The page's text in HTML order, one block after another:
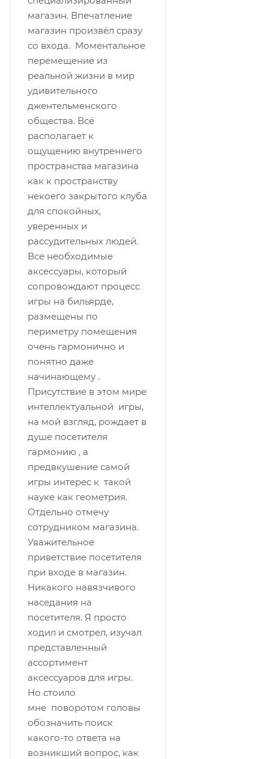
магазин. Впечатление
магазин произвёл сразу
со входа. Моментальное
перемещение из
реальной жизни в мир
удивительного
джентельменского
общества. Всё
располагает к
ощущению внутреннего
пространства магазина
как к пространству
некоего закрытого клуба
для спокойных,
уверенных и
рассудительных людей.
Все необходимые
аксессуары, который
сопровождают процесс
игры на бильярде,
размещены по
периметру помещения
очень гармонично и
понятно даже
начинающему .
Присутствие в этом мире
интеллектуальной игры,
на мой взгляд, рождает в
душе посетителя
гармонию , а
предвкушение самой
игры интерес к такой
науке как геометрия.
Отдельно отмечу
сотрудником магазина.
Уважительное
приветствие посетителя
при входе в магазин.
Никакого навязчивого
наседания на
посетителя. Я просто
ходил и смотрел, изучал
представленный
ассортимент
аксессуаров для игры.
Но стоило
мне поворотом головы
обозначить поиск
какого-то ответа на
возникший вопрос, как